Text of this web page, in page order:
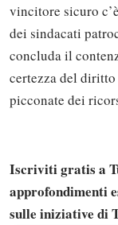
vincitore sicuro
dei sindacati
concluda il
certezza del
picconate dei
Iscriviti gratis a
approfondimenti
sulle iniziative di